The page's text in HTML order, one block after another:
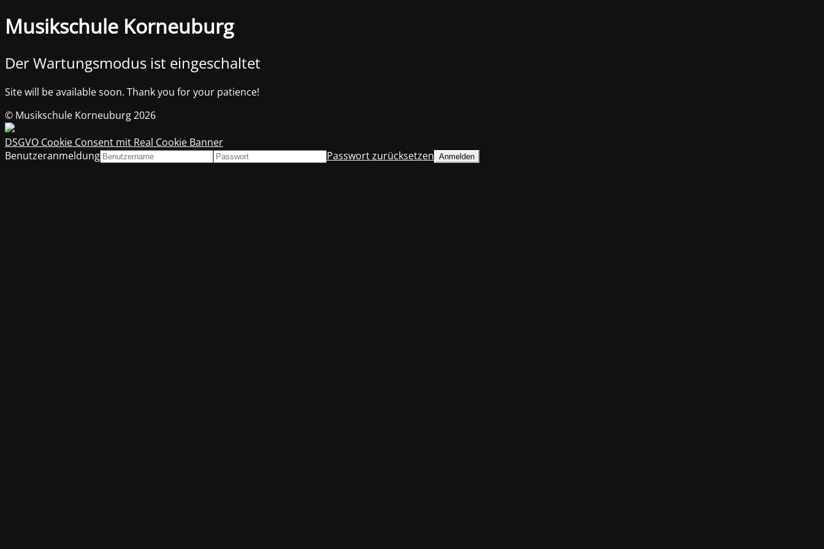
Musikschule Korneuburg
Der Wartungsmodus ist eingeschaltet
Site will be available soon. Thank you for your patience!
© Musikschule Korneuburg 2026
DSGVO Cookie Consent mit Real Cookie Banner
Benutzeranmeldung
Passwort zurücksetzen